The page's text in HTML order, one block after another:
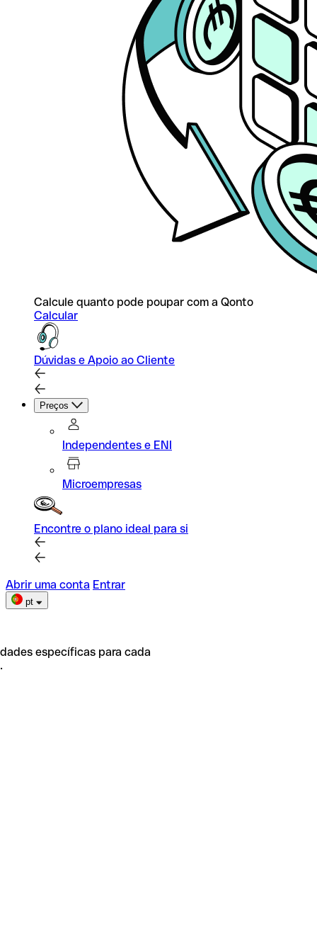
Calcule quanto pode poupar com a Qonto
Calcular
Dúvidas e Apoio ao Cliente
Preços
Independentes e ENI
Microempresas
Encontre o plano ideal para si
Abrir uma conta Entrar
pt
específicas para cada